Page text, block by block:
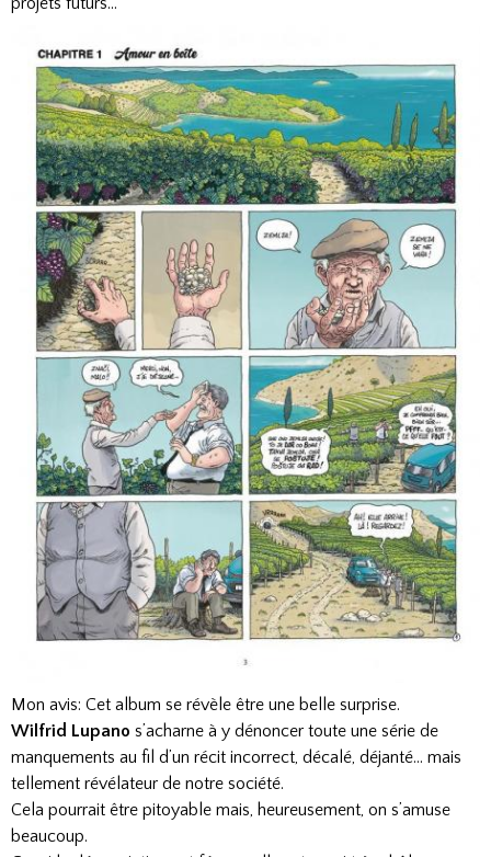
Mon avis: Cet album se révèle être une belle surprise.
Wilfrid Lupano s’acharne à y dénoncer toute une série de
manquements au fil d’un récit incorrect, décalé, déjanté… mais
tellement révélateur de notre société.
Cela pourrait être pitoyable mais, heureusement, on s’amuse
beaucoup.